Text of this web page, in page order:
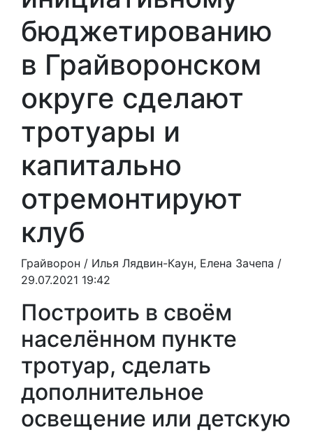
бюджетированию
в Грайворонском
округе сделают
тротуары и
капитально
отремонтируют
клуб
Грайворон / Илья Лядвин-Каун, Елена Зачепа /
29.07.2021 19:42
Построить в своём
населённом пункте
тротуар, сделать
дополнительное
освещение или детскую